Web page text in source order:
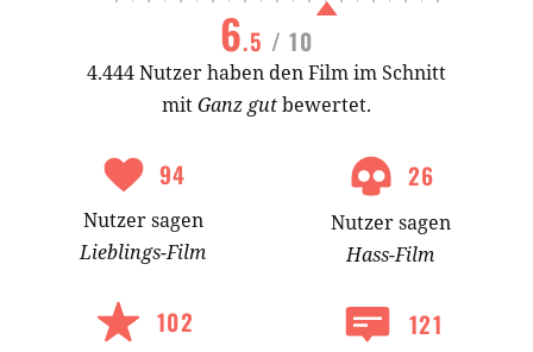
6.5 / 10
4.444 Nutzer haben den Film im Schnitt
mitGanz gutbewertet.
94
Nutzersagen
Lieblings-Film
26
Nutzersagen
Hass-Film
102 121